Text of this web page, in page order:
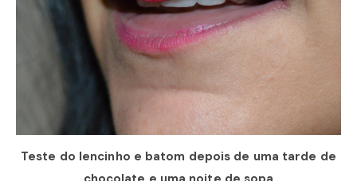
Teste do lencinho e batom depois de uma tarde de